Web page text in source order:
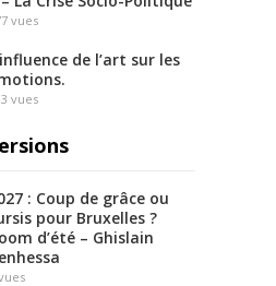
vues
de l’art sur les
vues
: Coup de grâce ou
pour Bruxelles ?
d’été – Ghislain